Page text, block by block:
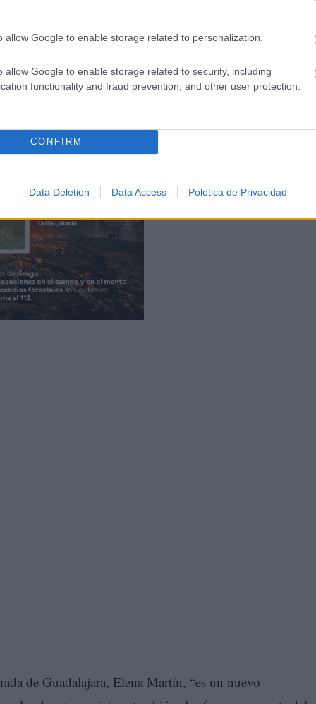
allow Google to enable storage related to personalization.
allow Google to enable storage related to security, including
functionality and fraud prevention, and other user protection.
CONFIRM
Data Deletion Data Access Polótica de Privacidad
es el único centro en España que cuenta con esta
posicionado al Hospital como un referente idóneo
de Guadalajara, Elena Martín, “es un nuevo